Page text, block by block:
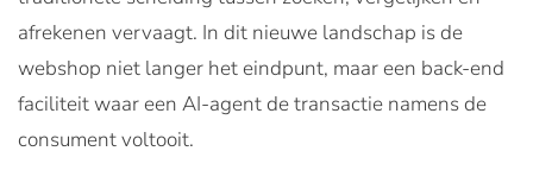
afrekenen vervaagt. In dit nieuwe landschap is de
webshop niet langer het eindpunt, maar een back-end
faciliteit waar een AI-agent de transactie namens de
consument voltooit.